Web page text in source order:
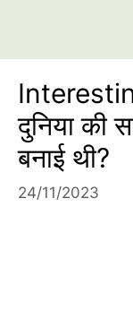
दुनिया की
बनाई थी?
24/11/2023